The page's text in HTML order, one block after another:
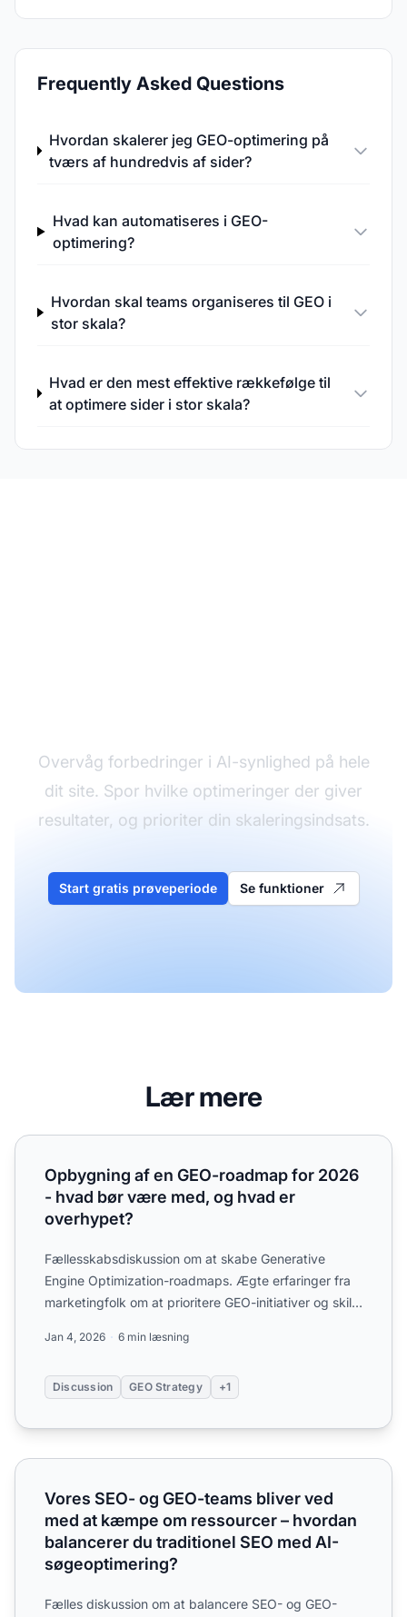
Frequently Asked Questions
Hvordan skalerer jeg GEO-optimering på
tværs af hundredvis af sider?
Hvad kan automatiseres i GEO-
optimering?
Hvordan skal teams organiseres til GEO i
stor skala?
Hvad er den mest effektive rækkefølge til
at optimere sider i stor skala?
Overvåg forbedringer i AI-synlighed på hele
dit site. Spor hvilke optimeringer der giver
resultater, og prioriter din skaleringsindsats.
Start gratis prøveperiode Se funktioner
Lær mere
Opbygning af en GEO-roadmap for 2026 - hvad bør
Opbygning af en GEO-roadmap for 2026
- hvad bør være med, og hvad er
overhypet?
Fællesskabsdiskussion om at skabe Generative
Engine Optimization-roadmaps. Ægte erfaringer fra
marketingfolk om at prioritere GEO-initiativer og skille
Jan 4, 2026 6 min læsning
Discussion GEO Strategy +1
Vores SEO- og GEO-teams bliver ved med at kæmpe
Vores SEO- og GEO-teams bliver ved
med at kæmpe om ressourcer – hvordan
balancerer du traditionel SEO med AI-
søgeoptimering?
Fælles diskussion om at balancere SEO- og GEO-